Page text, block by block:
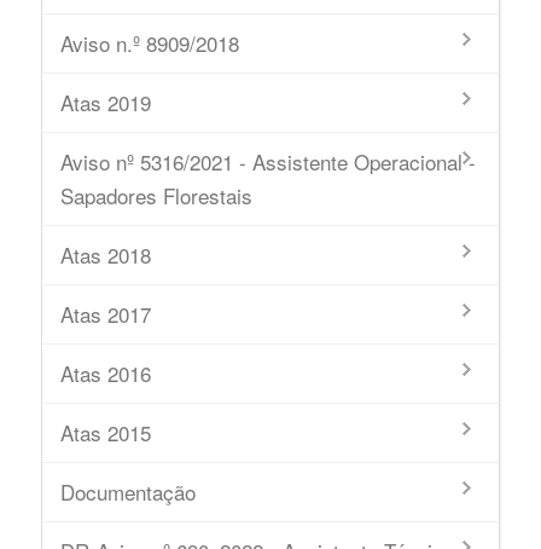
Aviso n.º 8909/2018
Atas 2019
Aviso nº 5316/2021 - Assistente Operacional -
Sapadores Florestais
Atas 2018
Atas 2017
Atas 2016
Atas 2015
Documentação